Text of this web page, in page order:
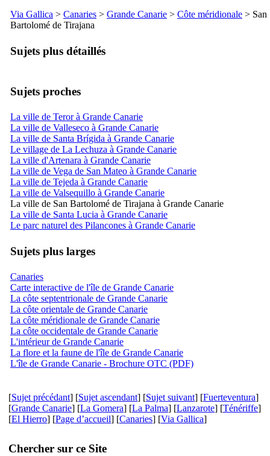
Via Gallica > Canaries > Grande Canarie > Côte méridionale > San
Bartolomé de Tirajana
Sujets plus détaillés
Sujets proches
La ville de Teror à Grande Canarie
La ville de Valleseco à Grande Canarie
La ville de Santa Brígida à Grande Canarie
Le village de La Lechuza à Grande Canarie
La ville d'Artenara à Grande Canarie
La ville de Vega de San Mateo à Grande Canarie
La ville de Tejeda à Grande Canarie
La ville de Valsequillo à Grande Canarie
La ville de San Bartolomé de Tirajana à Grande Canarie
La ville de Santa Lucia à Grande Canarie
Le parc naturel des Pilancones à Grande Canarie
Sujets plus larges
Canaries
Carte interactive de l'île de Grande Canarie
La côte septentrionale de Grande Canarie
La côte orientale de Grande Canarie
La côte méridionale de Grande Canarie
La côte occidentale de Grande Canarie
L'intérieur de Grande Canarie
La flore et la faune de l'île de Grande Canarie
L'île de Grande Canarie - Brochure OTC (PDF)
[Sujet précédant] [Sujet ascendant] [Sujet suivant] [Fuerteventura]
[Grande Canarie] [La Gomera] [La Palma] [Lanzarote] [Ténériffe]
[El Hierro] [Page d’accueil] [Canaries] [Via Gallica]
Chercher sur ce Site